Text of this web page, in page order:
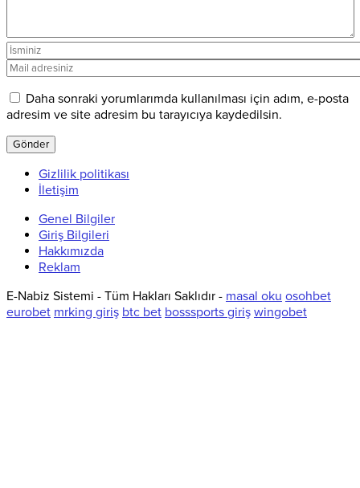
Daha sonraki yorumlarımda kullanılması için adım, e-posta
adresim ve site adresim bu tarayıcıya kaydedilsin.
Gizlilik politikası
İletişim
Genel Bilgiler
Giriş Bilgileri
Hakkımızda
Reklam
E-Nabiz Sistemi - Tüm Hakları Saklıdır - masal oku osohbet
eurobet mrking giriş btc bet bosssports giriş wingobet